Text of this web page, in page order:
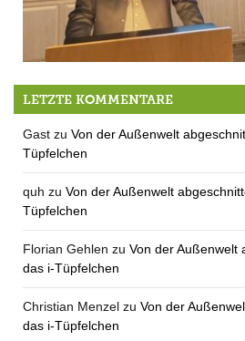
Der Saal füllt sich
LETZTE KOMMENTARE
Gast zu Von der Außenwelt
Tüpfelchen
quh zu Von der Außenwelt
Tüpfelchen
Florian Gehlen zu Von der Außenwelt
das i-Tüpfelchen
Christian Menzel zu Von der
das i-Tüpfelchen